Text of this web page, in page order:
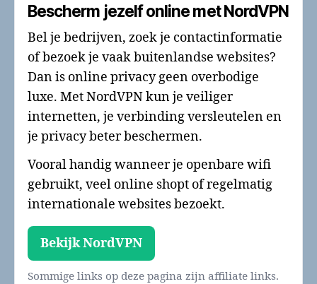
Bescherm jezelf online met NordVPN
Bel je bedrijven, zoek je contactinformatie
of bezoek je vaak buitenlandse websites?
Dan is online privacy geen overbodige
luxe. Met NordVPN kun je veiliger
internetten, je verbinding versleutelen en
je privacy beter beschermen.
Vooral handig wanneer je openbare wifi
gebruikt, veel online shopt of regelmatig
internationale websites bezoekt.
Bekijk NordVPN
Sommige links op deze pagina zijn affiliate links.